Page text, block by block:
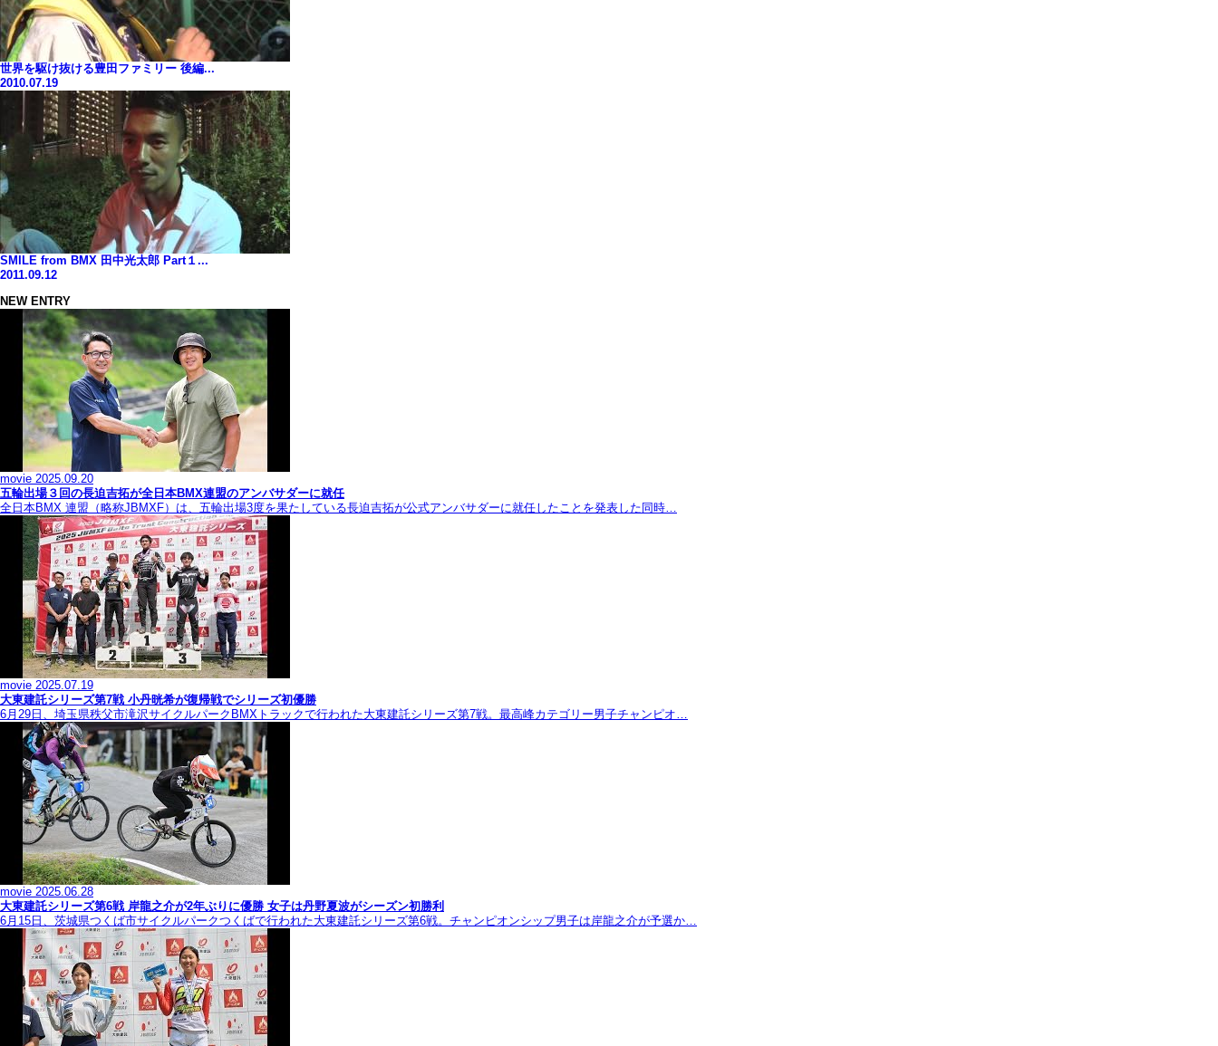
世界を駆け抜ける豊田ファミリー 後編...
2010.07.19
SMILE from BMX 田中光太郎 Part１...
2011.09.12
NEW ENTRY
movie 2025.09.20
五輪出場３回の長迫吉拓が全日本BMX連盟のアンバサダーに就任
全日本BMX 連盟（略称JBMXF）は、五輪出場3度を果たしている長迫吉拓が公式アンバサダーに就任したことを発表した同時…
movie 2025.07.19
大東建託シリーズ第7戦 ⼩丹晄希が復帰戦でシリーズ初優勝
6月29日、埼玉県秩父市滝沢サイクルパークBMXトラックで行われた大東建託シリーズ第7戦。最高峰カテゴリー男子チャンピオ…
movie 2025.06.28
大東建託シリーズ第6戦 岸龍之介が2年ぶりに優勝 女子は丹野夏波がシーズン初勝利
6月15日、茨城県つくば市サイクルパークつくばで行われた大東建託シリーズ第6戦。チャンピオンシップ男子は岸龍之介が予選か…